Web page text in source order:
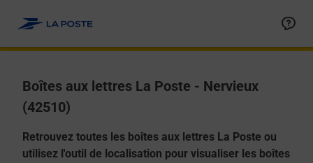
Boîtes aux lettres La Poste - Nervieux
(42510)
Retrouvez toutes les boîtes aux lettres La Poste ou
utilisez l'outil de localisation pour visualiser les boîtes